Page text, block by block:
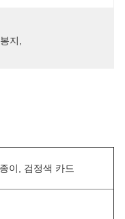
지
이, 검정색 카드